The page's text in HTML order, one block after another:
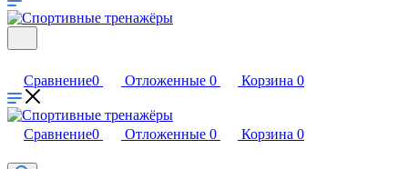
Сравнение0 Отложенные 0 Корзина 0
Сравнение0 Отложенные 0 Корзина 0